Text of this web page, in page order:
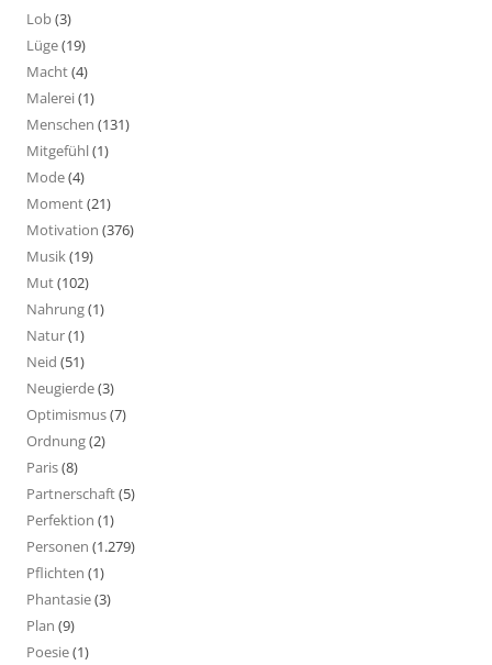
Lob(3)
Lüge(19)
Macht(4)
Malerei(1)
Menschen (131)
Mitgefühl(1)
Mode(4)
Moment(21)
Motivation (376)
Musik(19)
Mut(102)
Nahrung(1)
Natur(1)
Neid (51)
Neugierde(3)
Optimismus(7)
Ordnung(2)
Paris(8)
Partnerschaft(5)
Perfektion (1)
Personen (1.279)
Pflichten (1)
Phantasie(3)
Plan (9)
Poesie(1)